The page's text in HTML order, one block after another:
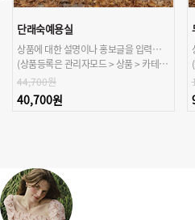
단래숙예용실
상품에 대한 설명이나 홍보글을 입력해주세요.
(상품등록은 관리자모드 > 상품 > 카테고리/상품관리 > 상품등록 가능)
44,700원
40,700원
(